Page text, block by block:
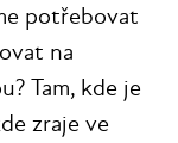
potřebovat
na
Tam, kde je
zraje ve